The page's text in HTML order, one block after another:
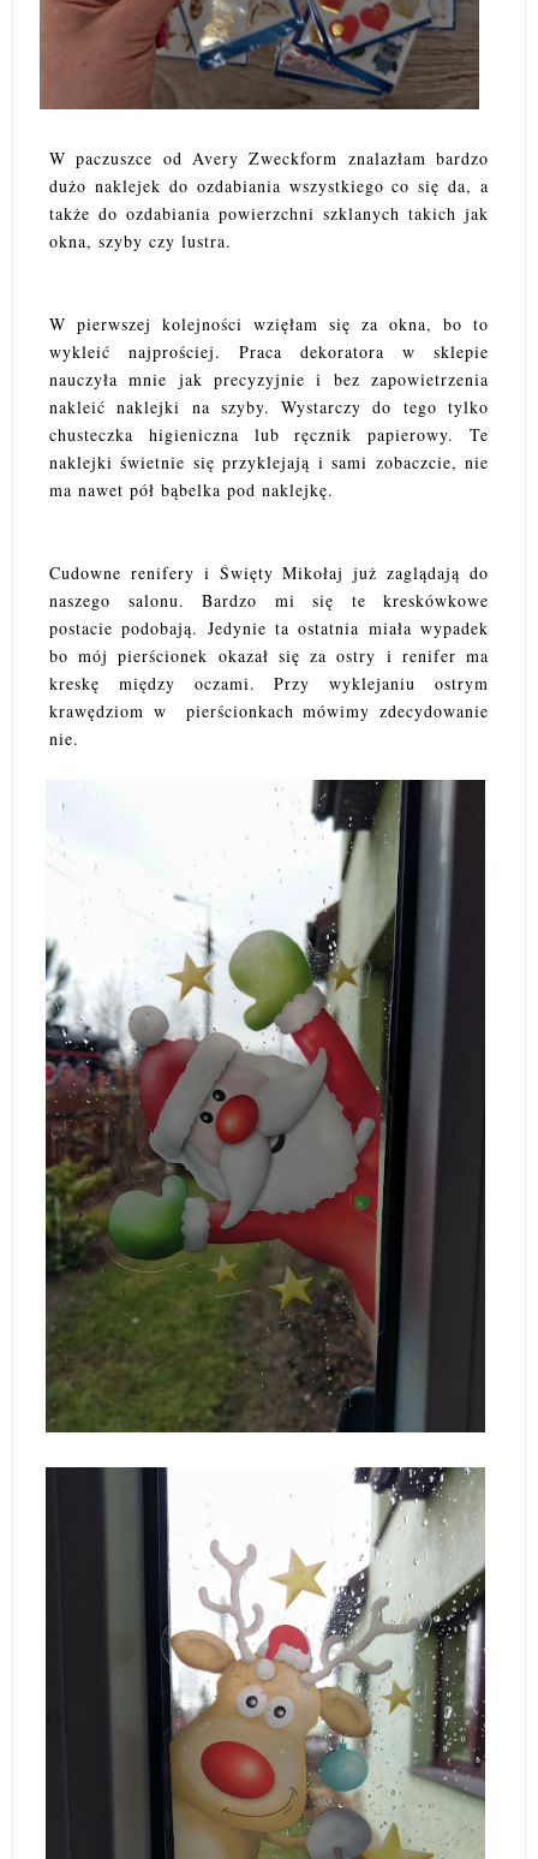
W paczuszce od Avery Zweckform znalazłam bardzo
dużo naklejek do ozdabiania wszystkiego co się da, a
także do ozdabiania powierzchni szklanych takich jak
okna, szyby czy lustra.
W pierwszej kolejności wzięłam się za okna, bo to
wykleić najprościej. Praca dekoratora w sklepie
nauczyła mnie jak precyzyjnie i bez zapowietrzenia
nakleić naklejki na szyby. Wystarczy do tego tylko
chusteczka higieniczna lub ręcznik papierowy. Te
naklejki świetnie się przyklejają i sami zobaczcie, nie
ma nawet pół bąbelka pod naklejkę.
Cudowne renifery i Święty Mikołaj już zaglądają do
naszego salonu. Bardzo mi się te kreskówkowe
postacie podobają. Jedynie ta ostatnia miała wypadek
bo mój pierścionek okazał się za ostry i renifer ma
kreskę między oczami. Przy wyklejaniu ostrym
krawędziom w pierścionkach mówimy zdecydowanie
nie.